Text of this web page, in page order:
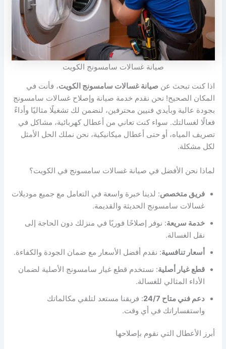
صيانة غسالات سامسونج الكويت
اذا كنت تبحث عن صيانة غسالات سامسونج الكويت، فأنت في
المكان الصحيح! نحن نقدم خدمة صيانة وإصلاح غسالات سامسونج
بجودة عالية وبأيدي فنيين محترفين، لنضمن لك تشغيلًا مثاليًا وأداءً
فعالًا لغسالتك. سواء كنت تعاني من أعطال كهربائية، مشاكل في
تصريف المياه، أو حتى أعطال ميكانيكية، نحن نملك الحل الأمثل
لكل مشكلة.
لماذا نحن الأفضل في صيانة غسالات سامسونج في الكويت؟
فريق متخصص: لدينا خبرة واسعة في التعامل مع جميع موديلات
غسالات سامسونج الحديثة والقديمة.
خدمة سريعة: نوفر إصلاحًا فوريًا في منزلك دون الحاجة إلى
نقل الغسالة.
أسعار تنافسية: نقدم أفضل الأسعار مع ضمان الجودة والكفاءة.
قطع غيار أصلية: نستخدم قطع غيار سامسونج الأصلية لضمان
الأداء المثالي للغسالة.
دعم فني متاح 24/7
: فريقنا مستعد لتلقي مكالماتك
واستفساراتك في أي وقت.
أبرز الأعطال التي نقوم بإصلاحها